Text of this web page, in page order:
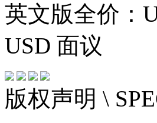
英文版全价：
USD 面议
版权声明 \